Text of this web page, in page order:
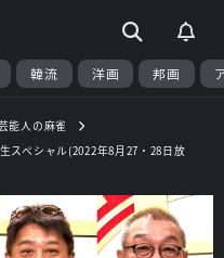
韓流 洋画 邦画
能人の麻雀
スペシャル(2022年8月27・28日放